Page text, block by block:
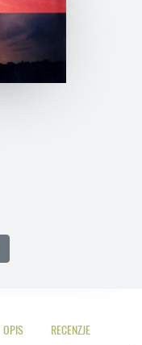
OPIS RECENZJE